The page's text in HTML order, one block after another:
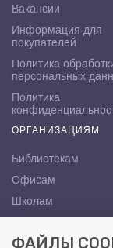
Вакансии
Информация для
покупателей
Политика
персональных
Политика
ОРГАНИЗАЦИЯМ
Библиотекам
Офисам
Школам
КОНТАКТЫ
ФАЙЛЫ